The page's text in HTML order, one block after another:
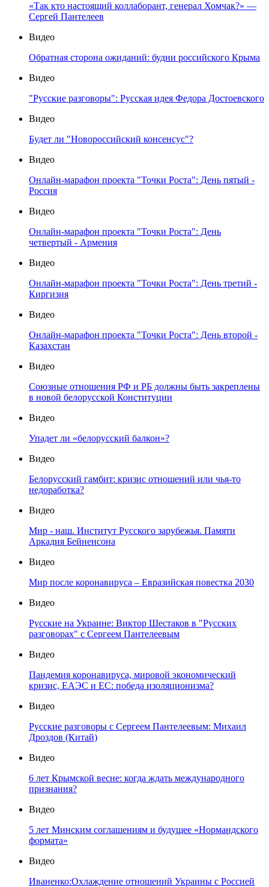
«Так кто настоящий коллаборант, генерал Хомчак?» —
Сергей Пантелеев
Видео
Обратная сторона ожиданий: будни российского Крыма
Видео
"Русские разговоры": Русская идея Федора Достоевского
Видео
Будет ли "Новороссийский консенсус"?
Видео
Онлайн-марафон проекта "Точки Роста": День пятый -
Россия
Видео
Онлайн-марафон проекта "Точки Роста": День
четвертый - Армения
Видео
Онлайн-марафон проекта "Точки Роста": День третий -
Киргизия
Видео
Онлайн-марафон проекта "Точки Роста": День второй -
Казахстан
Видео
Союзные отношения РФ и РБ должны быть закреплены
в новой белорусской Конституции
Видео
Упадет ли «белорусский балкон»?
Видео
Белорусский гамбит: кризис отношений или чья-то
недоработка?
Видео
Мир - наш. Институт Русского зарубежья. Памяти
Аркадия Бейненсона
Видео
Мир после коронавируса – Евразийская повестка 2030
Видео
Русские на Украине: Виктор Шестаков в "Русских
разговорах" с Сергеем Пантелеевым
Видео
Пандемия коронавируса, мировой экономический
кризис, ЕАЭС и ЕС: победа изоляционизма?
Видео
Русские разговоры с Сергеем Пантелеевым: Михаил
Дроздов (Китай)
Видео
6 лет Крымской весне: когда ждать международного
признания?
Видео
5 лет Минским соглашениям и будущее «Нормандского
формата»
Видео
Иваненко:Охлаждение отношений Украины с Россией